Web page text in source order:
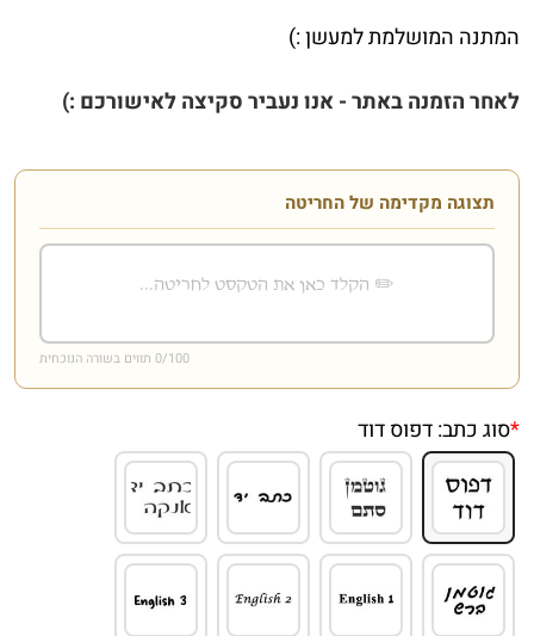
המתנה המושלמת למעשן :)
לאחר הזמנה באתר - אנו נעביר סקיצה לאישורכם :)
תצוגה מקדימה של החריטה
0/100 תווים בשורה הנוכחית
*סוג כתב:דפוס דוד